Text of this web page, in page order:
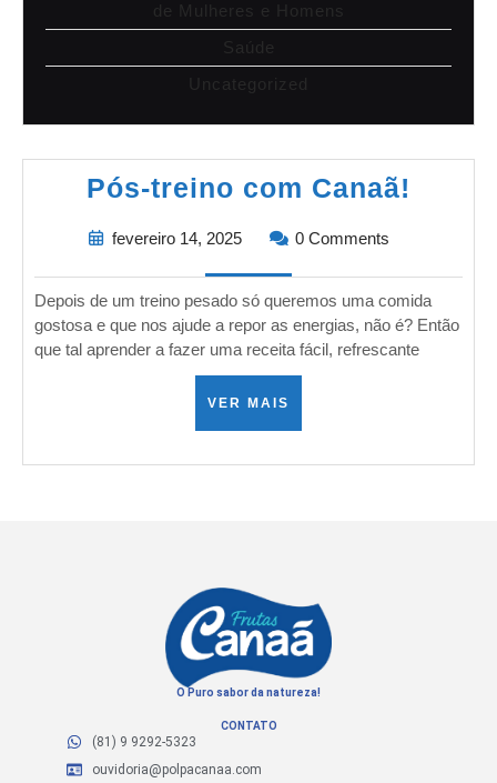
de Mulheres e Homens
Saúde
Uncategorized
Pós-treino com Canaã!
fevereiro 14, 2025 0 Comments
Depois de um treino pesado só queremos uma comida
gostosa e que nos ajude a repor as energias, não é? Então
que tal aprender a fazer uma receita fácil, refrescante
VER MAIS
O Puro sabor da natureza!
CONTATO
(81) 9 9292-5323
ouvidoria@polpacanaa.com